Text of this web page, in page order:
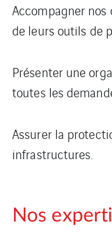
Accompagner
de leurs outils de
Présenter une
toutes les
Assurer la
infrastructures.
Nos